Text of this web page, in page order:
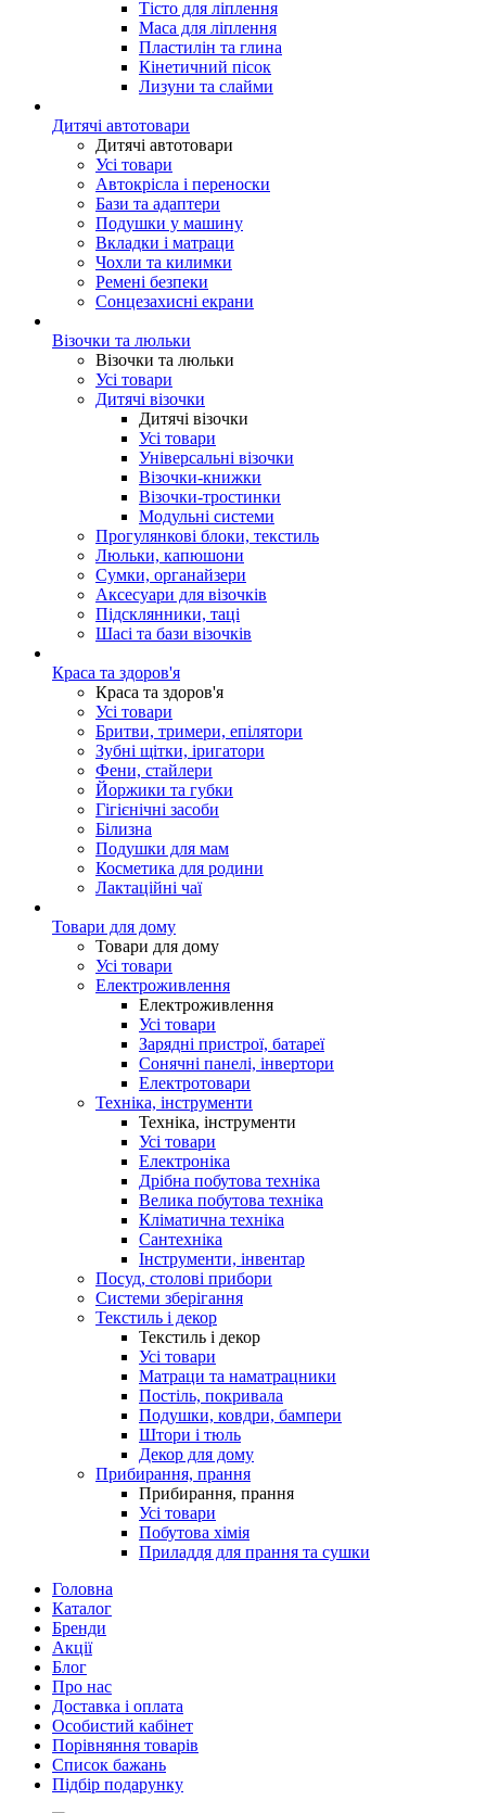
Тісто для ліплення
Маса для ліплення
Пластилін та глина
Кінетичний пісок
Лизуни та слайми
Дитячі автотовари
Дитячі автотовари
Усі товари
Автокрісла і переноски
Бази та адаптери
Подушки у машину
Вкладки і матраци
Чохли та килимки
Ремені безпеки
Сонцезахисні екрани
Візочки та люльки
Візочки та люльки
Усі товари
Дитячі візочки
Дитячі візочки
Усі товари
Універсальні візочки
Візочки-книжки
Візочки-тростинки
Модульні системи
Прогулянкові блоки, текстиль
Люльки, капюшони
Сумки, органайзери
Аксесуари для візочків
Підсклянники, таці
Шасі та бази візочків
Краса та здоров'я
Краса та здоров'я
Усі товари
Бритви, тримери, епілятори
Зубні щітки, іригатори
Фени, стайлери
Йоржики та губки
Гігієнічні засоби
Білизна
Подушки для мам
Косметика для родини
Лактаційні чаї
Товари для дому
Товари для дому
Усі товари
Електроживлення
Електроживлення
Усі товари
Зарядні пристрої, батареї
Сонячні панелі, інвертори
Електротовари
Техніка, інструменти
Техніка, інструменти
Усі товари
Електроніка
Дрібна побутова техніка
Велика побутова техніка
Кліматична техніка
Сантехніка
Інструменти, інвентар
Посуд, столові прибори
Системи зберігання
Текстиль і декор
Текстиль і декор
Усі товари
Матраци та наматрацники
Постіль, покривала
Подушки, ковдри, бампери
Штори і тюль
Декор для дому
Прибирання, прання
Прибирання, прання
Усі товари
Побутова хімія
Приладдя для прання та сушки
Головна
Каталог
Бренди
Акції
Блог
Про нас
Доставка і оплата
Особистий кабінет
Порівняння товарів
Список бажань
Підбір подарунку